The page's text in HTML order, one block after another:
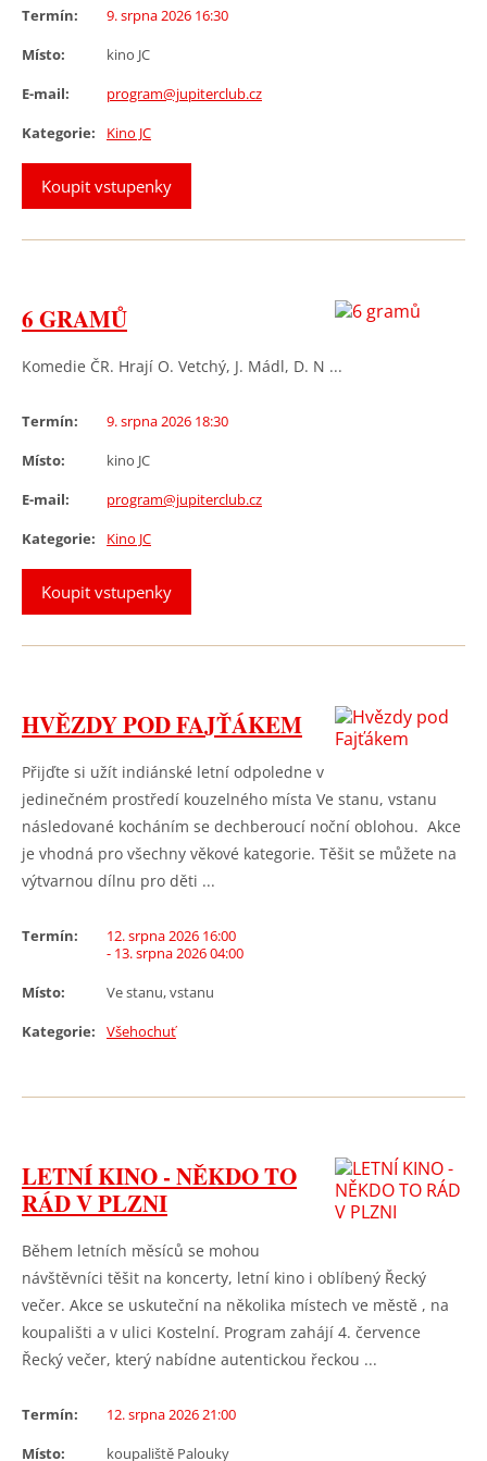
Termín:
9. srpna 2026 16:30
Místo:
kino JC
E-mail:
program@jupiterclub.cz
Kategorie:
Kino JC
Koupit vstupenky
6 GRAMŮ
Komedie ČR. Hrají O. Vetchý, J. Mádl, D. N ...
Termín:
9. srpna 2026 18:30
Místo:
kino JC
E-mail:
program@jupiterclub.cz
Kategorie:
Kino JC
Koupit vstupenky
HVĚZDY POD FAJŤÁKEM
Přijďte si užít indiánské letní odpoledne v
jedinečném prostředí kouzelného místa Ve stanu, vstanu
následované kocháním se dechberoucí noční oblohou. Akce
je vhodná pro všechny věkové kategorie. Těšit se můžete na
výtvarnou dílnu pro děti ...
Termín:
12. srpna 2026 16:00
- 13. srpna 2026 04:00
Místo:
Ve stanu, vstanu
Kategorie:
Všehochuť
LETNÍ KINO - NĚKDO TO
RÁD V PLZNI
Během letních měsíců se mohou
návštěvníci těšit na koncerty, letní kino i oblíbený Řecký
večer. Akce se uskuteční na několika místech ve městě , na
koupališti a v ulici Kostelní. Program zahájí 4. července
Řecký večer, který nabídne autentickou řeckou ...
Termín:
12. srpna 2026 21:00
Místo:
koupaliště Palouky